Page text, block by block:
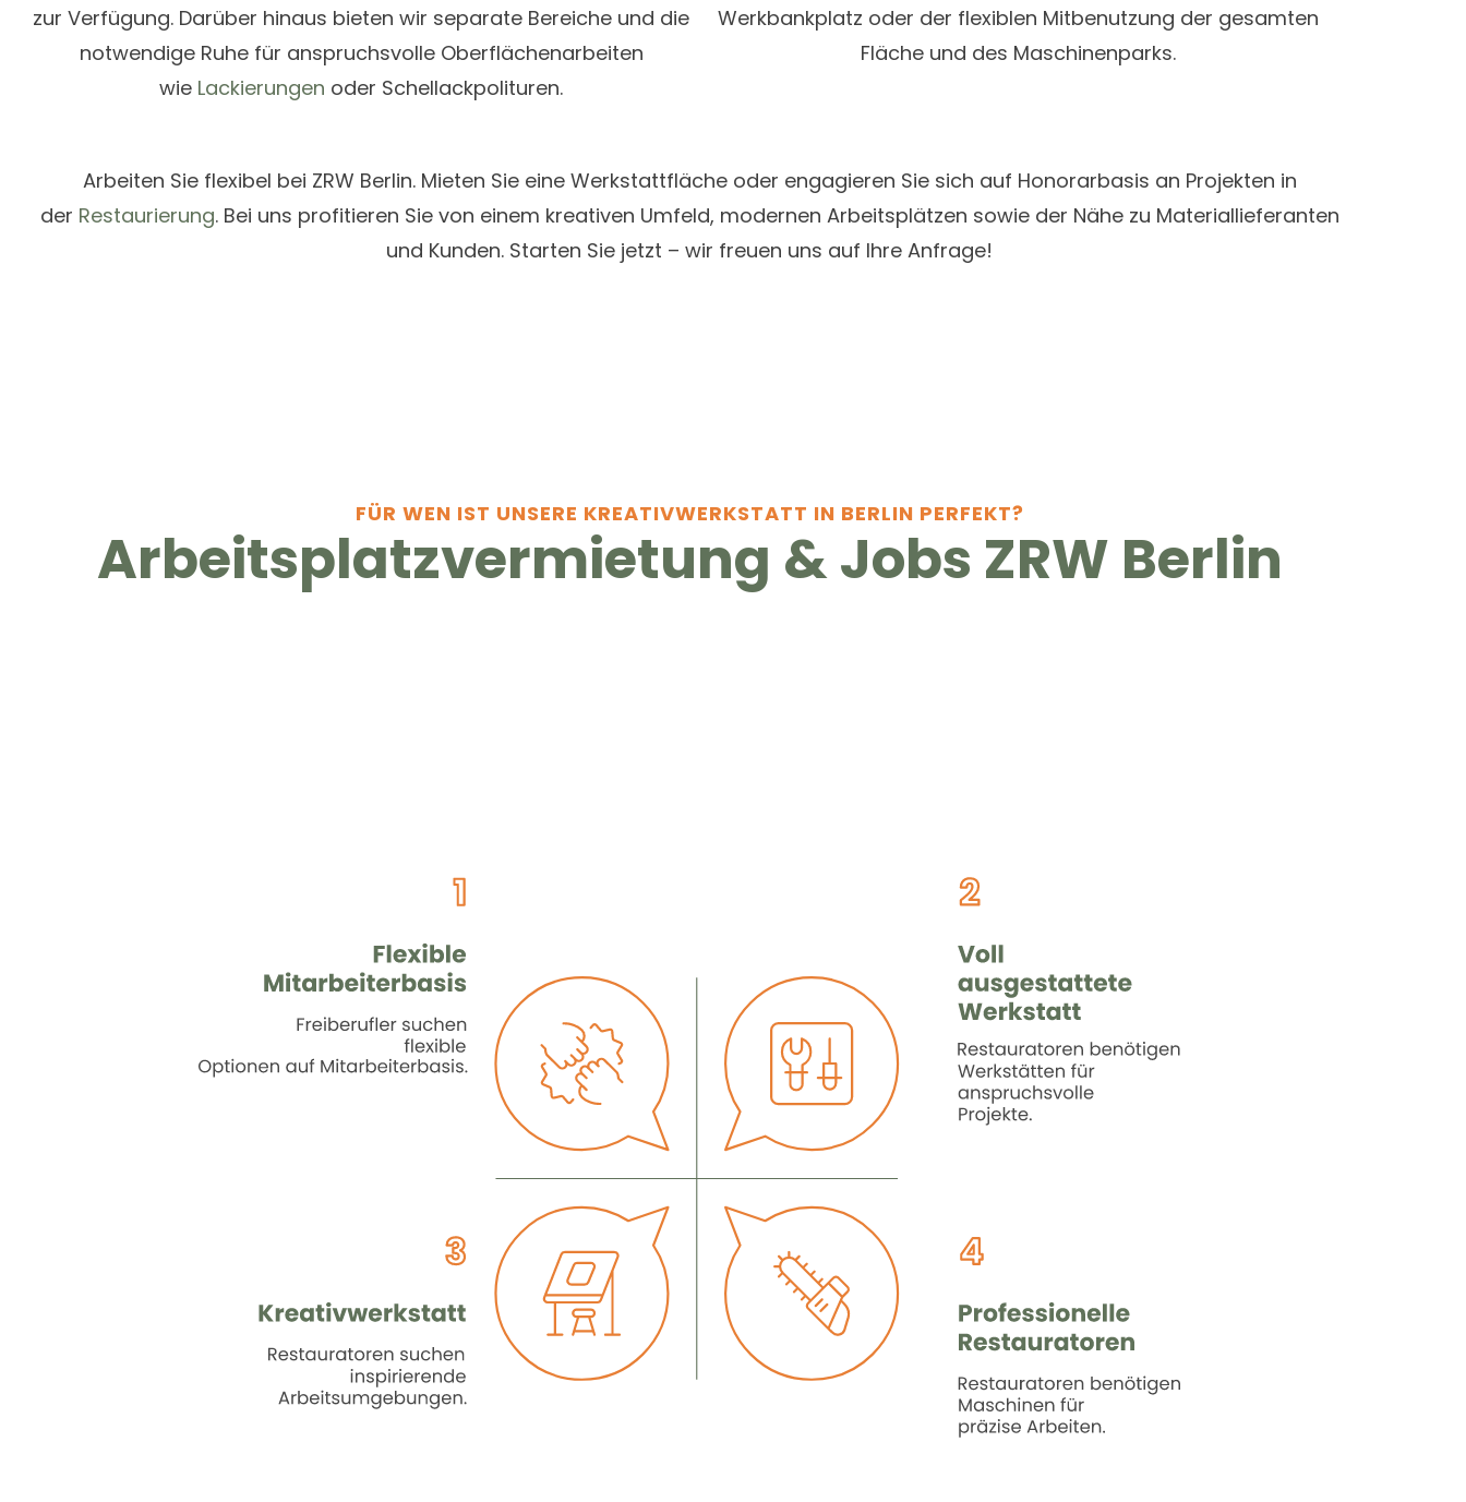
zur Verfügung. Darüber hinaus bieten wir separate Bereiche und die
notwendige Ruhe für anspruchsvolle Oberflächenarbeiten
wie Lackierungen oder Schellackpolituren.
Werkbankplatz oder der flexiblen Mitbenutzung der gesamten
Fläche und des Maschinenparks.
Arbeiten Sie flexibel bei ZRW Berlin. Mieten Sie eine Werkstattfläche oder engagieren Sie sich auf Honorarbasis an Projekten in
der Restaurierung. Bei uns profitieren Sie von einem kreativen Umfeld, modernen Arbeitsplätzen sowie der Nähe zu Materiallieferanten
und Kunden. Starten Sie jetzt – wir freuen uns auf Ihre Anfrage!
FÜR WEN IST UNSERE KREATIVWERKSTATT IN BERLIN PERFEKT?
Arbeitsplatzvermietung & Jobs ZRW Berlin